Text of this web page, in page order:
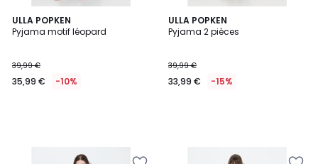
ULLA POPKEN
Pyjama motif léopard
39,99 €
35,99 € -10%
ULLA POPKEN
Pyjama 2 pièces
39,99 €
33,99 € -15%